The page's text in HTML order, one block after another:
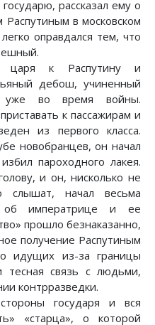
рассказал ему о
в московском
оправдался тем, что
царя к Распутину и
дебош, учиненный
уже во время войны.
к пассажирам и
из первого класса.
новобранцев, он начал
пароходного лакея.
и он, нисколько не
начал весьма
об императрице и ее
прошло безнаказанно,
получение Распутиным
идущих из-за границы
связь с людьми,
контрразведки.
государя и вся
«старца», о которой